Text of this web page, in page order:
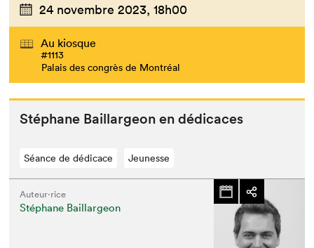
24 novembre 2023, 18h00
Au kiosque
#1113
Palais des congrès de Montréal
Stéphane Bail­largeon en dédicaces
Séance de dédicace Jeunesse
Auteur·rice
Stéphane Baillargeon